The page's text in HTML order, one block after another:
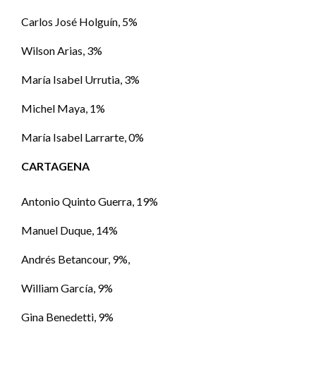
Carlos José Holguín, 5%
Wilson Arias, 3%
María Isabel Urrutia, 3%
Michel Maya, 1%
María Isabel Larrarte, 0%
CARTAGENA
Antonio Quinto Guerra, 19%
Manuel Duque, 14%
Andrés Betancour, 9%,
William García, 9%
Gina Benedetti, 9%